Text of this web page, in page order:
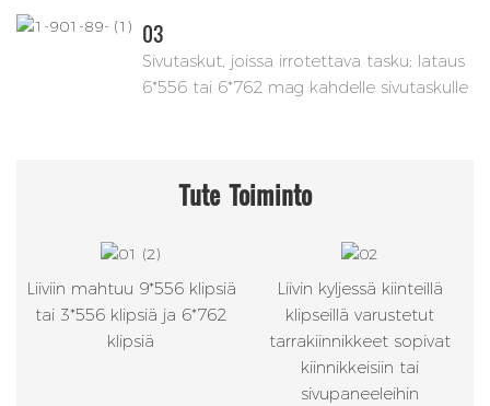
03
Sivutaskut, joissa irrotettava tasku; lataus
6*556 tai 6*762 mag kahdelle sivutaskulle
Tute Toiminto
Liiviin mahtuu 9*556 klipsiä
tai 3*556 klipsiä ja 6*762
klipsiä
Liivin kyljessä kiinteillä
klipseillä varustetut
tarrakiinnikkeet sopivat
kiinnikkeisiin tai
sivupaneeleihin